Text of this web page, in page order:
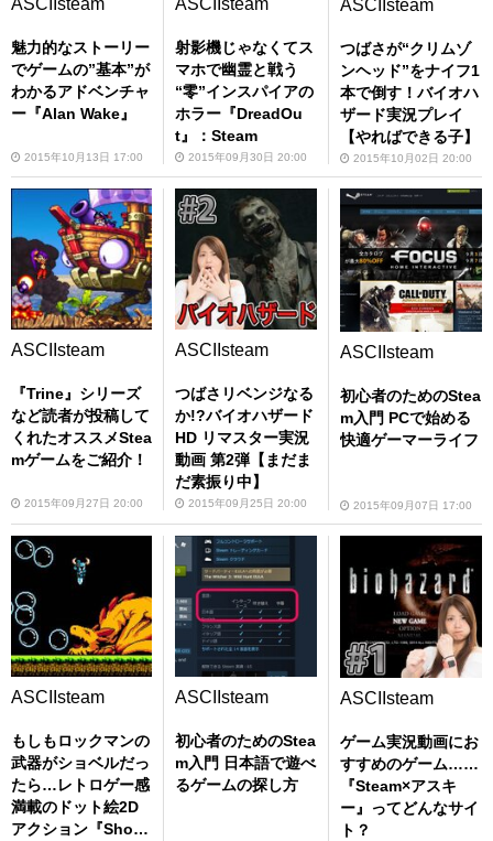
魅力的なストーリー
でゲームの”基本”が
わかるアドベンチャ
ー『Alan Wake』
2015年10月13日 17:00
射影機じゃなくてス
マホで幽霊と戦う
“零”インスパイアの
ホラー『DreadOu
t』：Steam
2015年09月30日 20:00
ASCIIsteam
つばさが“クリムゾ
ンヘッド”をナイフ1
本で倒す！バイオハ
ザード実況プレイ
【やればできる子】
2015年10月02日 20:00
ASCIIsteam
『Trine』シリーズ
など読者が投稿して
くれたオススメStea
mゲームをご紹介！
2015年09月27日 20:00
ASCIIsteam
つばさリベンジなる
か!?バイオハザード
HD リマスター実況
動画 第2弾【まだま
だ素振り中】
2015年09月25日 20:00
ASCIIsteam
初心者のためのStea
m入門 PCで始める
快適ゲーマーライフ
2015年09月07日 17:00
ASCIIsteam
もしもロックマンの
武器がショベルだっ
たら…レトロゲー感
満載のドット絵2D
アクション『Shove
ASCIIsteam
初心者のためのStea
m入門 日本語で遊べ
るゲームの探し方
ASCIIsteam
ゲーム実況動画にお
すすめのゲーム……
『Steam×アスキ
ー』ってどんなサイ
ト？